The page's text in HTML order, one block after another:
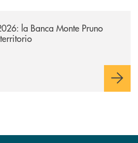
la Banca Monte Pruno